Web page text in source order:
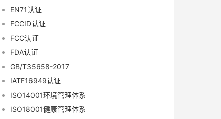
EN71认证
FCCID认证
FCC认证
FDA认证
GB/T35658-2017
IATF16949认证
ISO14001环境管理体系
ISO18001健康管理体系